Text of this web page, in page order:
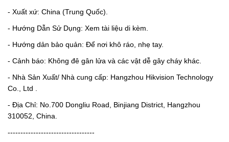
- Xuất xứ: China (Trung Quốc).
- Hướng Dẫn Sử Dụng: Xem tài liệu di kèm.
- Hướng dản bảo quản: Để nơi khô ráo, nhẹ tay.
- Cảnh báo: Không đê gân lửa và các vật dễ gây cháy khác.
- Nhà Sản Xuất/ Nhà cung cấp: Hangzhou Hikvision Technology
Co., Ltd .
- Địa Chỉ: No.700 Dongliu Road, Binjiang District, Hangzhou
310052, China.
----------------------------------